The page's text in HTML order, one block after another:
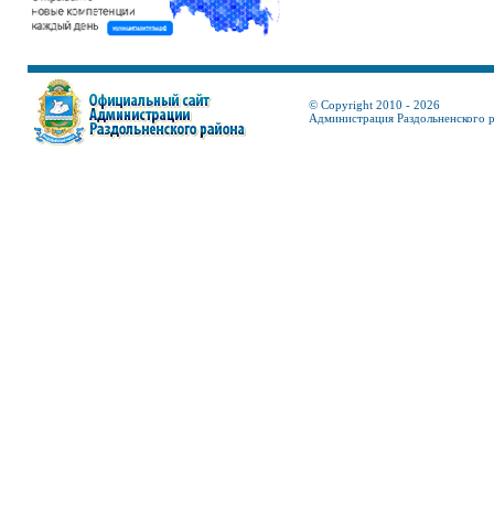
© Copyright 2010 - 2026
Администрация Раздольненского